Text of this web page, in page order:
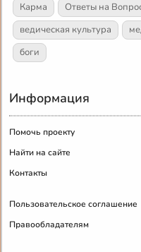
Карма
Ответы на
ведическая культура
боги
Информация
Помочь проекту
Найти на сайте
Контакты
Пользовательское соглашение
Правообладателям